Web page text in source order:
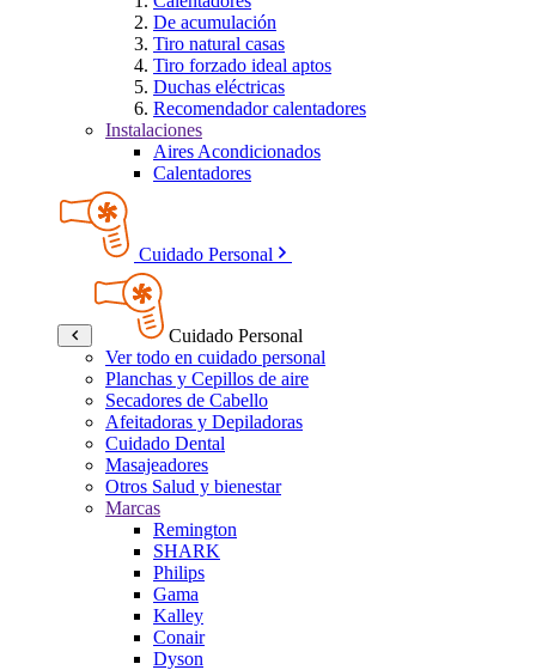
De acumulación
Tiro natural casas
Tiro forzado ideal aptos
Duchas eléctricas
Recomendador calentadores
Instalaciones
Aires Acondicionados
Calentadores
Cuidado Personal
Cuidado Personal
Ver todo en cuidado personal
Planchas y Cepillos de aire
Secadores de Cabello
Afeitadoras y Depiladoras
Cuidado Dental
Masajeadores
Otros Salud y bienestar
Marcas
Remington
SHARK
Philips
Gama
Kalley
Conair
Dyson